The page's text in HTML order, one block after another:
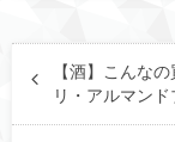
【酒】こんな
リ・アルマンド